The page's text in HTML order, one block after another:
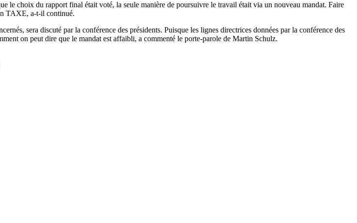
le choix du rapport final était voté, la seule manière de poursuivre le travail était via un nouveau mandat. Faire
TAXE, a-t-il continué.
sera discuté par la conférence des présidents. Puisque les lignes directrices données par la conférence des
on peut dire que le mandat est affaibli, a commenté le porte-parole de Martin Schulz.